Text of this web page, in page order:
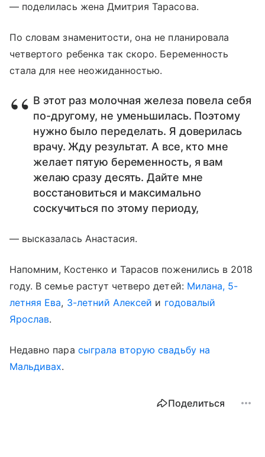
— поделилась жена Дмитрия Тарасова.
По словам знаменитости, она не планировала
четвертого ребенка так скоро. Беременность
стала для нее неожиданностью.
В этот раз молочная железа повела себя
по-другому, не уменьшилась. Поэтому
нужно было переделать. Я доверилась
врачу. Жду результат. А все, кто мне
желает пятую беременность, я вам
желаю сразу десять. Дайте мне
восстановиться и максимально
соскучиться по этому периоду,
— высказалась Анастасия.
Напомним, Костенко и Тарасов поженились в 2018
году. В семье растут четверо детей:Милана, 5-
летняя Ева, 3-летний Алексей и годовалый
Ярослав.
Недавно пара сыграла вторую свадьбу на
Мальдивах.
Поделиться